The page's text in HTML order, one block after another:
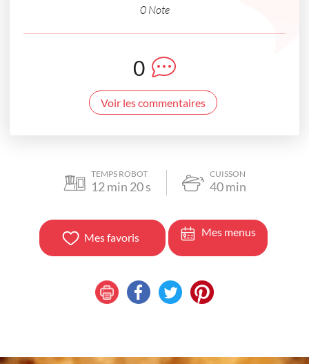
0 Note
0
Voir les commentaires
TEMPS ROBOT
12min 20s
CUISSON
40min
Mes favoris Mes menus